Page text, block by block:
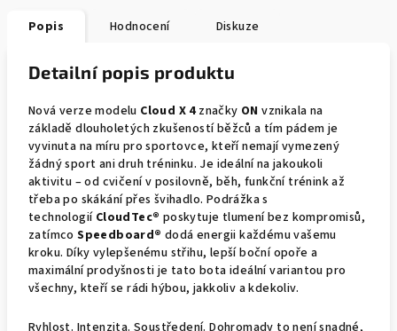
Popis Hodnocení Diskuze
Detailní popis produktu
Nová verze modelu Cloud X 4značky ON vznikala na
základě dlouholetých zkušeností běžců a tím pádem je
vyvinuta na míru pro sportovce, kteří nemají vymezený
žádný sport ani druh tréninku. Je ideální na jakoukoli
aktivitu – od cvičení v posilovně, běh, funkční trénink až
třeba po skákání přes švihadlo. Podrážka s
technologií CloudTec® poskytuje tlumení bez kompromisů,
zatímcoSpeedboard® dodá energii každému vašemu
kroku. Díky vylepšenému střihu, lepší boční opoře a
maximální prodyšnosti je tato bota ideální variantou pro
všechny, kteří se rádi hýbou, jakkoliv a kdekoliv.
Ryhlost. Intenzita. Soustředení. Dohromady to není snadné,